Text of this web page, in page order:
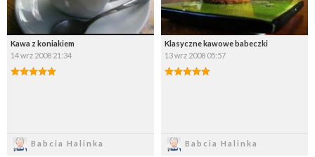
Kawa z koniakiem
14 wrz 2008 21:34
Babcia Halinka
Klasyczne kawowe babeczki
13 wrz 2008 05:57
Babcia Halinka